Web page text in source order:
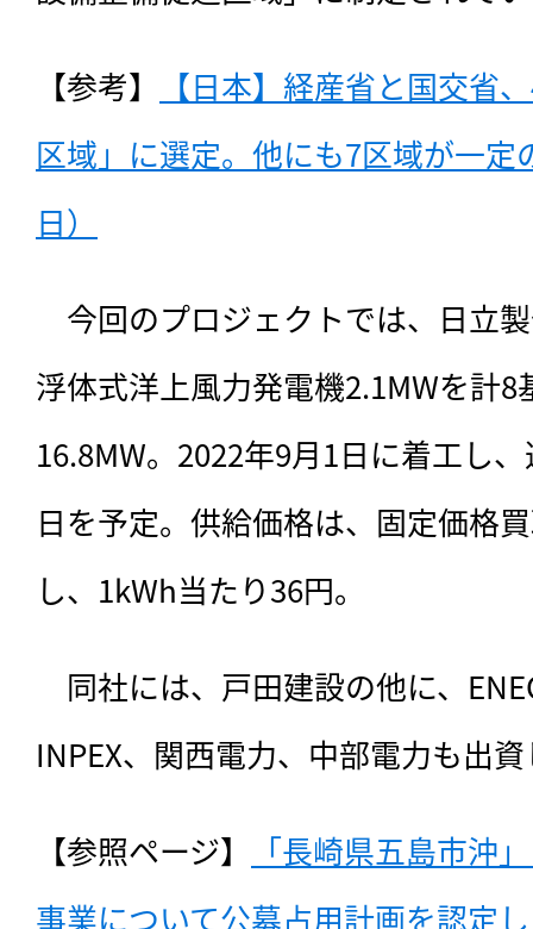
【参考】
【日本】経産省と国交省
区域」に選定。他にも7区域が一定
日）
今回のプロジェクトでは、日立
浮体式洋上風力発電機2.1MWを計8
16.8MW。2022年9月1日に着工し
日を予定。供給価格は、固定価格
し、1kWh当たり36円。
同社には、戸田建設の他に、
INPEX、関西電力、中部電力も出
【参照ページ】
「長崎県五島市沖
事業について公募占用計画を認定